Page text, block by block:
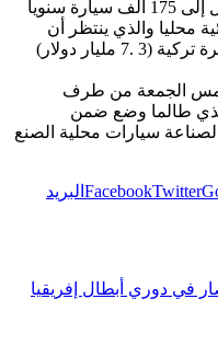
وأعلنت تركيا عن مخطط لإنتاج ما يصل إلى 175 ألف سيارة سنويا
محليا والذي ينتظر أن
يستقطب استثمارات بقيمة 22 مليار ليرة تركية (3 .7 مليار دولار)
امس الجمعة من طرف
طالما وضع ضمن
لصناعة سيارات محلية الصنع
FacebookTwitter
البريد
في دوري أبطال إفريقيا